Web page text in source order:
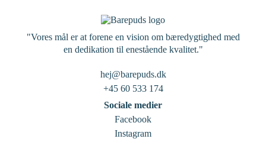
"Vores mål er at forene en vision om bæredygtighed med
en dedikation til enestående kvalitet."
hej@barepuds.dk
+45 60 533 174
Sociale medier
Facebook
Instagram